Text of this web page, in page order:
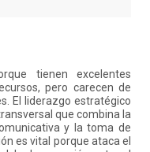
tienen excelentes
pero carecen de
El liderazgo estratégico
que combina la
y la toma de
es vital porque ataca el